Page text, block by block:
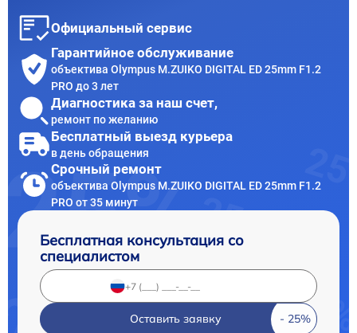
Официальный сервис
Гарантийное обслуживание
объектива Olympus M.ZUIKO DIGITAL ED 25mm F1.2
PRO до 3 лет
Диагностика за наш счет,
ремонт по желанию
Бесплатный выезд курьера
в день обращения
Срочный ремонт
объектива Olympus M.ZUIKO DIGITAL ED 25mm F1.2
PRO от 35 минут
Бесплатная консультация со
специалистом
Оставить заявку